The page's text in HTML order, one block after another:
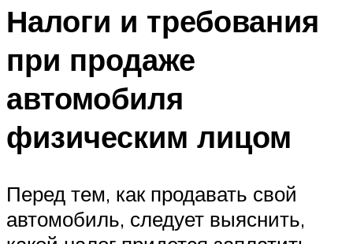
Налоги и требования
при продаже
автомобиля
физическим лицом
Перед тем, как продавать свой
автомобиль, следует выяснить,